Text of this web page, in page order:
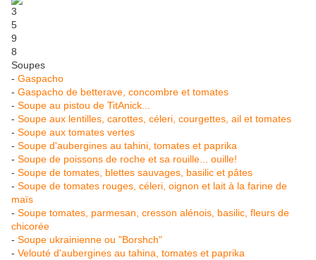
Soupes
- Gaspacho
- Gaspacho de betterave, concombre et tomates
- Soupe au pistou de TitAnick...
- Soupe aux lentilles, carottes, céleri, courgettes, ail et tomates
- Soupe aux tomates vertes
- Soupe d'aubergines au tahini, tomates et paprika
- Soupe de poissons de roche et sa rouille... ouille!
- Soupe de tomates, blettes sauvages, basilic et pâtes
- Soupe de tomates rouges, céleri, oignon et lait à la farine de
maïs
- Soupe tomates, parmesan, cresson alénois, basilic, fleurs de
chicorée
- Soupe ukrainienne ou "Borshch"
- Velouté d'aubergines au tahina, tomates et paprika